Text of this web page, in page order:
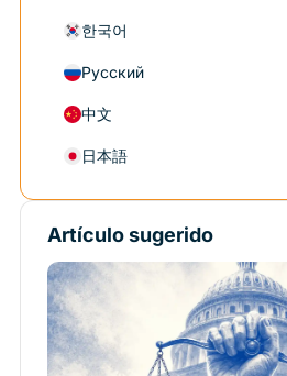
한국어
Русский
中文
日本語
Artículo sugerido